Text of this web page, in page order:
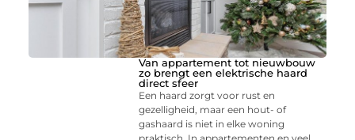
Van appartement tot nieuwbouw
zo brengt een elektrische haard
direct sfeer
Een haard zorgt voor rust en
gezelligheid, maar een hout- of
gashaard is niet in elke woning